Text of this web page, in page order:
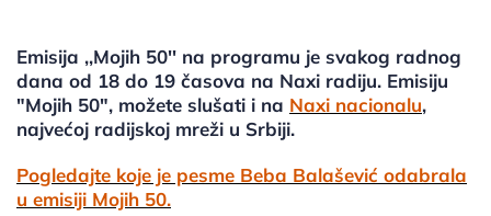
Emisija ,,Mojih 50'' na programu je svakog radnog
dana od 18 do 19 časova na Naxi radiju. Emisiju
"Mojih 50", možete slušati i na Naxi nacionalu,
najvećoj radijskoj mreži u Srbiji.
Pogledajte koje je pesme Beba Balašević odabrala
u emisiji Mojih 50.